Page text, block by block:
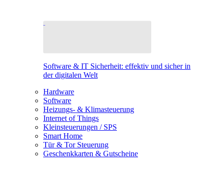
Software & IT Sicherheit: effektiv und sicher in
der digitalen Welt
Hardware
Software
Heizungs- & Klimasteuerung
Internet of Things
Kleinsteuerungen / SPS
Smart Home
Tür & Tor Steuerung
Geschenkkarten & Gutscheine